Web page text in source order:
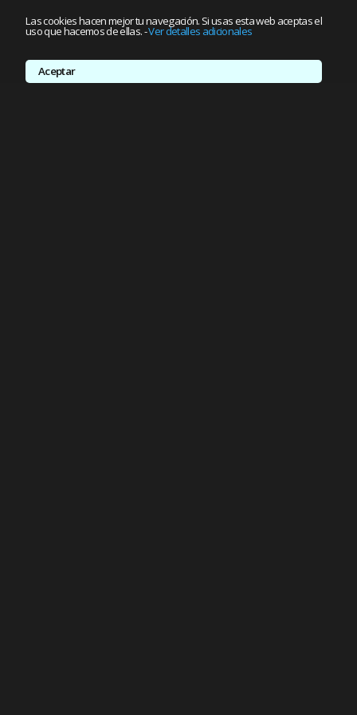
Las cookies hacen mejor tu navegación. Si usas esta web aceptas el
uso que hacemos de ellas.-Ver detalles adicionales
Aceptar